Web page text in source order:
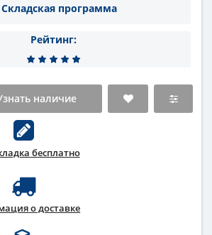
программа
Рейтинг:
наличие
бесплатно
о доставке